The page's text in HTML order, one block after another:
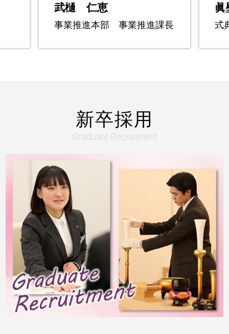
眞壁 颯人
式典部 副総支配人
新卒採用
Graduate Recruitment